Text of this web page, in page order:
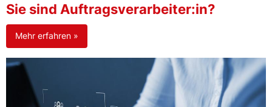
Sie sind Auftragsverarbeiter:in?
Mehr erfahren »